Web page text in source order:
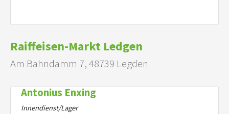
Raiffeisen-Markt Ledgen
Am Bahndamm 7, 48739 Legden
Antonius Enxing
Innendienst/Lager